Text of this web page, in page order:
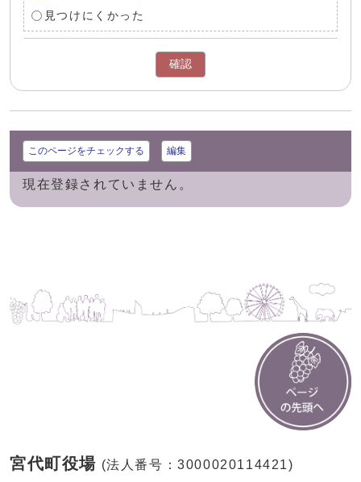
見つけにくかった
確認
このページをチェックする 編集
現在登録されていません。
宮代町役場 (法人番号：3000020114421)